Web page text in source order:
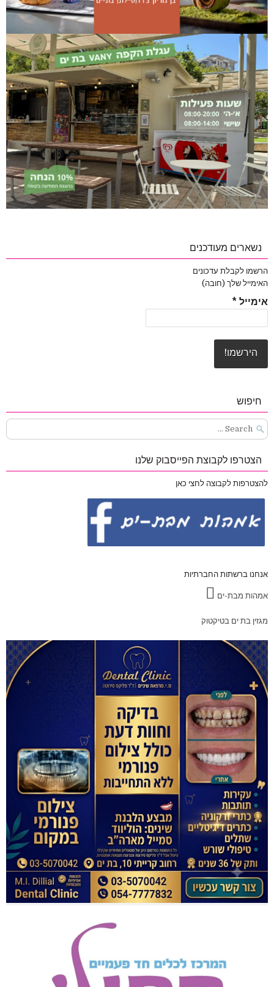
נשארים מעודכנים
הרשמו לקבלת עדכונים
האימייל שלך (חובה)
אימייל *
חיפוש
Search
for:
הצטרפו לקבוצת הפייסבוק שלנו
להצטרפות לקבוצה לחצי כאן
אנחנו ברשתות החברתיות
אמהות מבת-ים
מגזין בת ים בטיקטוק